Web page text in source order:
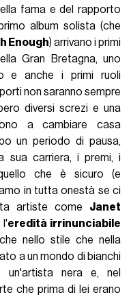
fama e del rapporto
album solista (che
Enough) arrivano i primi
Gran Bretagna, uno
e anche i primi ruoli
non saranno sempre
diversi screzi e una
a cambiare casa
un periodo di pausa,
sua carriera, i premi, i
che è sicuro (e
in tutta onestà se ci
artiste come Janet
l'eredità irrinunciabile
nello stile che nella
a un mondo di bianchi
un'artista nera e, nel
che prima di lei erano